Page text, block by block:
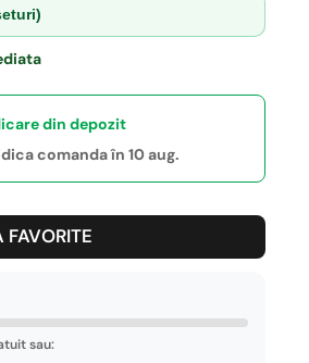
din depozit
comanda în 10 aug.
FAVORITE
sau: